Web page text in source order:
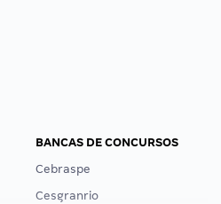
BANCAS DE CONCURSOS
Cebraspe
Cesgranrio